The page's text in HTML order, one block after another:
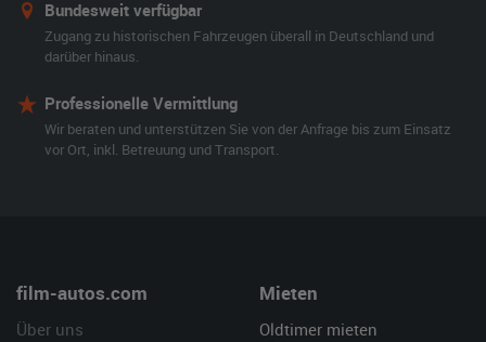
Bundesweit verfügbar
Zugang zu historischen Fahrzeugen überall in Deutschland und
darüber hinaus.
Professionelle Vermittlung
Wir beraten und unterstützen Sie von der Anfrage bis zum Einsatz
vor Ort, inkl. Betreuung und Transport.
film-autos.com
Über uns
Mieten
Oldtimer mieten